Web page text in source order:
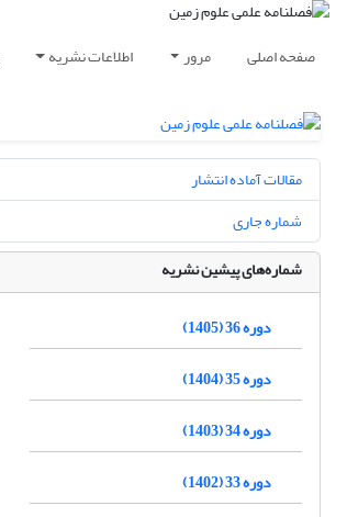
صفحه اصلی مرور اطلاعات نشریه
مقالات آماده انتشار
شماره جاری
شماره‌های پیشین نشریه
دوره 36 (1405)
دوره 35 (1404)
دوره 34 (1403)
دوره 33 (1402)